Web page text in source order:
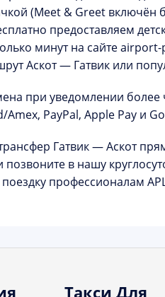
(Meet & Greet включён
предоставляем
минут на сайтеairport-
Аскот — Гатвикили
при уведомлении
PayPal, Apple Pay и
Гатвик — Аскот
позвоните в нашу
профессионалам
Такси Для